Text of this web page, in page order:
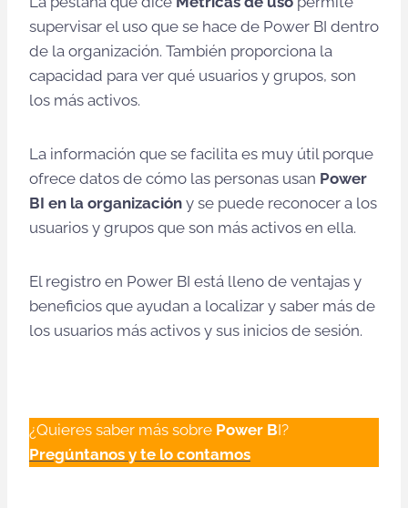
supervisar el uso que se hace de Power BI dentro
de la organización. También proporciona la
capacidad para ver qué usuarios y grupos, son
los más activos.
La información que se facilita es muy útil porque
ofrece datos de cómo las personas usan Power
BI en la organización y se puede reconocer a los
usuarios y grupos que son más activos en ella.
El registro en Power BI está lleno de ventajas y
beneficios que ayudan a localizar y saber más de
los usuarios más activos y sus inicios de sesión.
¿Quieres saber más sobre Power BI?
Pregúntanos y te lo contamos